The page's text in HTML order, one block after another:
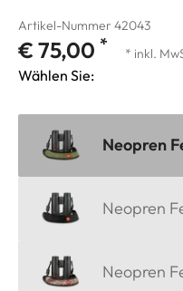
Artikel-Nummer 42043
€ 75,00 * * inkl.
Wählen Sie:
Neopren
Neopren
Neopren